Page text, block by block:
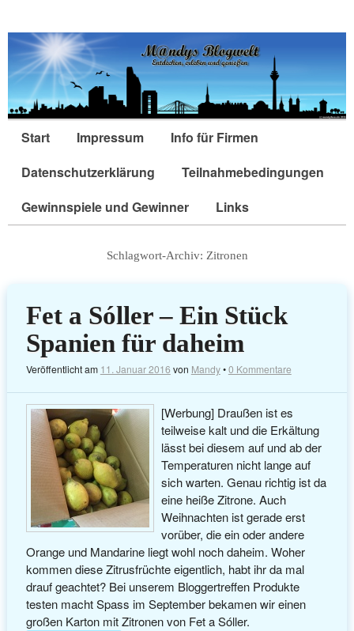
Start Impressum
Info für Firmen
Datenschutzerklärung
Teilnahmebedingungen
Gewinnspiele und Gewinner
Links
Schlagwort-Archiv: Zitronen
Fet a Sóller – Ein Stück
Spanien für daheim
Veröffentlicht am 11. Januar 2016 von Mandy•0 Kommentare
[Werbung] Draußen ist es
teilweise kalt und die Erkältung
lässt bei diesem auf und ab der
Temperaturen nicht lange auf
sich warten. Genau richtig ist da
eine heiße Zitrone. Auch
Weihnachten ist gerade erst
vorüber, die ein oder andere
Orange und Mandarine liegt wohl noch daheim. Woher
kommen diese Zitrusfrüchte eigentlich, habt ihr da mal
drauf geachtet? Bei unserem Bloggertreffen Produkte
testen macht Spass im September bekamen wir einen
großen Karton mit Zitronen von Fet a Sóller.